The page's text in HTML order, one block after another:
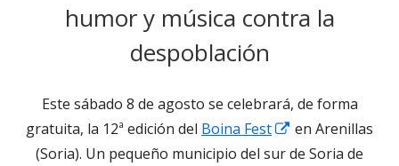
humor y música contra la
despoblación
Este sábado 8 de agosto se celebrará, de forma
gratuita, la 12ª edición del Boina Fest
Abrir
en
en Arenillas
(Soria). Un pequeño municipio del sur de Soria de